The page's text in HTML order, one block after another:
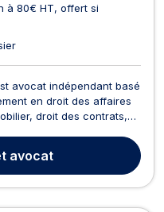
à 80€ HT, offert si
avocat indépendant basé
en droit des affaires
droit des contrats,
de créance, Maître
avocat